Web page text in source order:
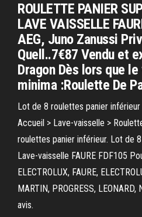
ROULETTE PANIER
LAVE VAISSELLE
AEG, Juno Zanussi
Quell..7€87 Vendu et
Dragon Dès lors que
minima :Roulette De
Lot de 8 roulettes panier inférieur
Accueil > Lave-vaisselle >
roulettes panier inférieur. Lot de
Lave-vaisselle FAURE FDF105
ELECTROLUX, FAURE,
MARTIN, PROGRESS,
avis.